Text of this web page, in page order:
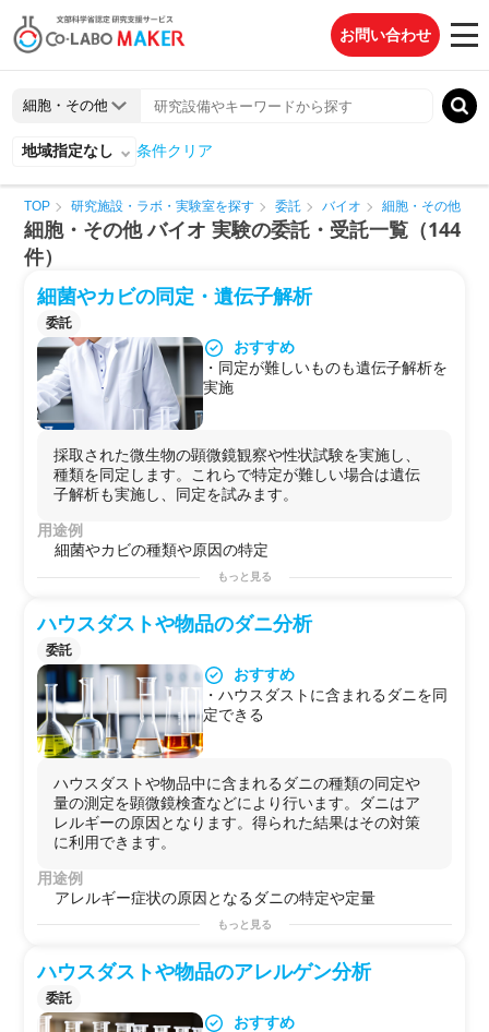
お問い合わせ
地域指定なし 条件クリア
TOP 研究施設・ラボ・実験室を探す 委託 バイオ 細胞・その他
細胞・その他 バイオ 実験の委託・受託一覧（144
件）
細菌やカビの同定・遺伝子解析
委託
おすすめ
・同定が難しいものも遺伝子解析を
実施
採取された微生物の顕微鏡観察や性状試験を実施し、
種類を同定します。これらで特定が難しい場合は遺伝
子解析も実施し、同定を試みます。
用途例
細菌やカビの種類や原因の特定
もっと見る
ハウスダストや物品のダニ分析
委託
おすすめ
・ハウスダストに含まれるダニを同
定できる
ハウスダストや物品中に含まれるダニの種類の同定や
量の測定を顕微鏡検査などにより行います。ダニはア
レルギーの原因となります。得られた結果はその対策
に利用できます。
用途例
アレルギー症状の原因となるダニの特定や定量
もっと見る
ハウスダストや物品のアレルゲン分析
委託
おすすめ